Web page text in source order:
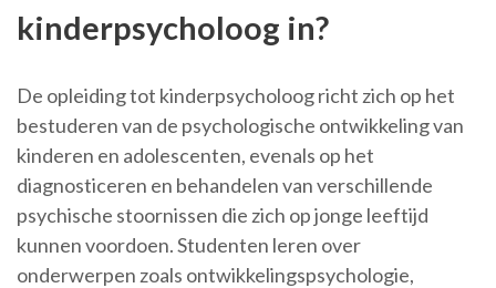
kinderpsycholoog in?
De opleiding tot kinderpsycholoog richt zich op het
bestuderen van de psychologische ontwikkeling van
kinderen en adolescenten, evenals op het
diagnosticeren en behandelen van verschillende
psychische stoornissen die zich op jonge leeftijd
kunnen voordoen. Studenten leren over
onderwerpen zoals ontwikkelingspsychologie,